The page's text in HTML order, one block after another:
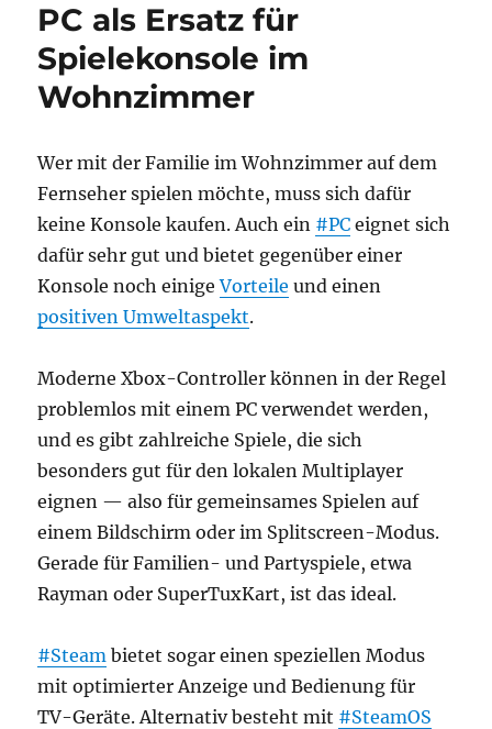
ViertklässlerInnen
PC als Ersatz für
Spielekonsole im
Wohnzimmer
Wer mit der Familie im Wohnzimmer auf dem
Fernseher spielen möchte, muss sich dafür
keine Konsole kaufen. Auch ein #PC eignet sich
dafür sehr gut und bietet gegenüber einer
Konsole noch einigeVorteile und einen
positiven Umweltaspekt.
Moderne Xbox-Controller können in der Regel
problemlos mit einem PC verwendet werden,
und es gibt zahlreiche Spiele, die sich
besonders gut für den lokalen Multiplayer
eignen — also für gemeinsames Spielen auf
einem Bildschirm oder im Splitscreen-Modus.
Gerade für Familien- und Partyspiele, etwa
Rayman oder SuperTuxKart, ist das ideal.
#Steam bietet sogar einen speziellen Modus
mit optimierter Anzeige und Bedienung für
TV-Geräte. Alternativ besteht mit #SteamOS